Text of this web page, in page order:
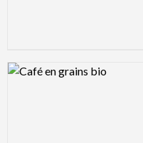
Logo Preview Image